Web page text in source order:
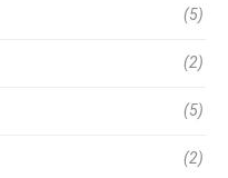
(5)
(2)
(5)
(2)